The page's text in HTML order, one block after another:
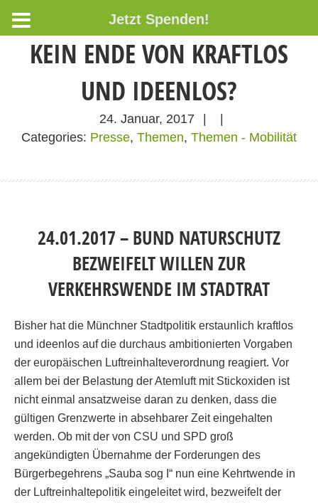
KEIN ENDE VON KRAFTLOS
UND IDEENLOS?
24. Januar, 2017
Categories: Presse, Themen, Themen - Mobilität
24.01.2017 – BUND NATURSCHUTZ
BEZWEIFELT WILLEN ZUR
VERKEHRSWENDE IM STADTRAT
Bisher hat die Münchner Stadtpolitik erstaunlich kraftlos
und ideenlos auf die durchaus ambitionierten Vorgaben
der europäischen Luftreinhalteverordnung reagiert. Vor
allem bei der Belastung der Atemluft mit Stickoxiden ist
nicht einmal ansatzweise daran zu denken, dass die
gültigen Grenzwerte in absehbarer Zeit eingehalten
werden. Ob mit der von CSU und SPD groß
angekündigten Übernahme der Forderungen des
Bürgerbegehrens „Sauba sog I“ nun eine Kehrtwende in
der Luftreinhaltepolitik eingeleitet wird, bezweifelt der
Jetzt Spenden!